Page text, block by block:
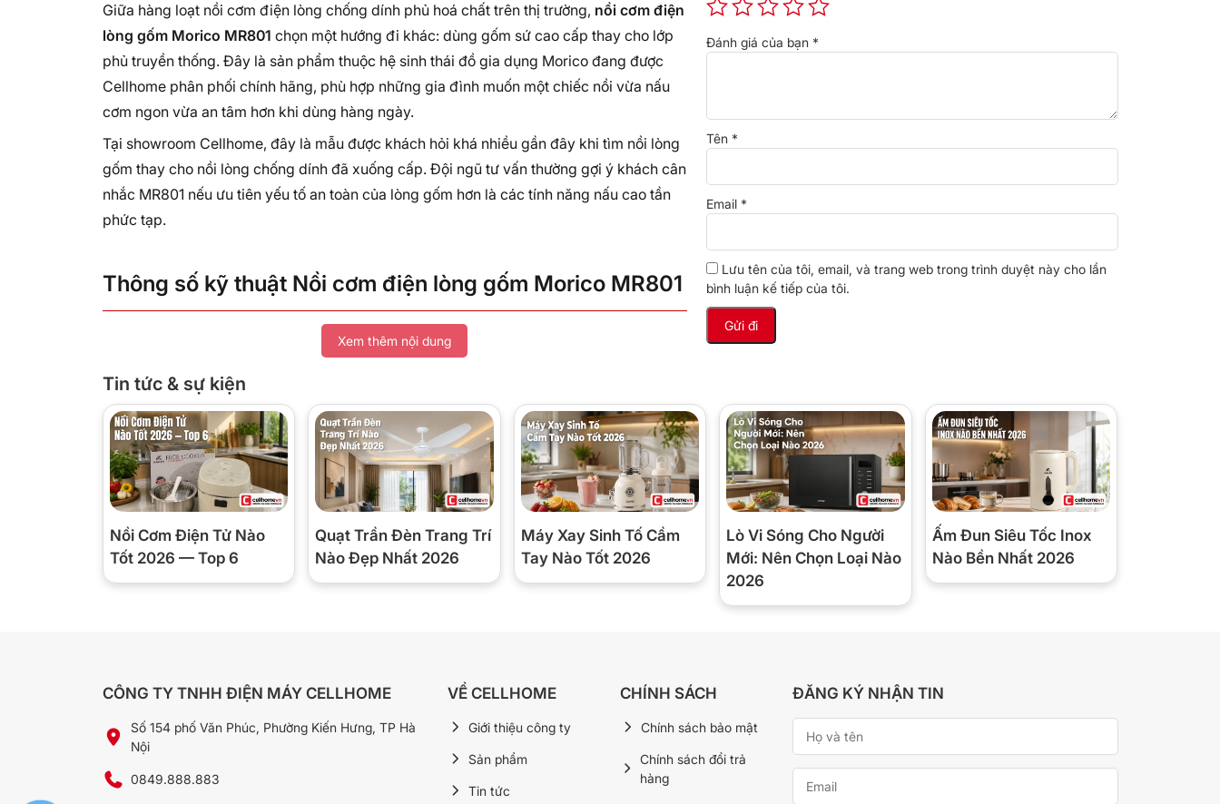
Giữa hàng loạt nồi cơm điện lòng chống dính phủ hoá chất trên thị trường, nồi cơm điện
lòng gốm Morico MR801 chọn một hướng đi khác: dùng gốm sứ cao cấp thay cho lớp
phủ truyền thống. Đây là sản phẩm thuộc hệ sinh thái đồ gia dụng Morico đang được
Cellhome phân phối chính hãng, phù hợp những gia đình muốn một chiếc nồi vừa nấu
cơm ngon vừa an tâm hơn khi dùng hàng ngày.
Tại showroom Cellhome, đây là mẫu được khách hỏi khá nhiều gần đây khi tìm nồi lòng
gốm thay cho nồi lòng chống dính đã xuống cấp. Đội ngũ tư vấn thường gợi ý khách cân
nhắc MR801 nếu ưu tiên yếu tố an toàn của lòng gốm hơn là các tính năng nấu cao tần
phức tạp.
Thông số kỹ thuật Nồi cơm điện lòng gốm Morico MR801
Thương hiệu
Model MR801
Chất liệu lòng nồi Gốm cao cấp chống dính
Công suất Đang cập nhật
Xuất xứ Đang cập nhật
Bảo hành 12 tháng chính hãng
Giá niêm yết
Xem thêm nội dung
Đánh giá của bạn *
Tên *
Email *
Lưu tên của tôi, email, và trang web trong trình duyệt này cho lần
bình luận kế tiếp của tôi.
Tin tức & sự kiện
Nồi Cơm Điện Tử Nào
Tốt 2026 — Top 6
Quạt Trần Đèn Trang Trí
Nào Đẹp Nhất 2026
Máy Xay Sinh Tố Cầm
Tay Nào Tốt 2026
Lò Vi Sóng Cho Người
Mới: Nên Chọn Loại Nào
2026
Ấm Đun Siêu Tốc Inox
Nào Bền Nhất 2026
CÔNG TY TNHH ĐIỆN MÁY CELLHOME
Số 154 phố Văn Phúc, Phường Kiến Hưng, TP Hà
Nội
0849.888.883
VỀ CELLHOME
Giới thiệu công ty
Sản phẩm
Tin tức
CHÍNH SÁCH
Chính sách bảo mật
Chính sách đổi trả
hàng
ĐĂNG KÝ NHẬN TIN